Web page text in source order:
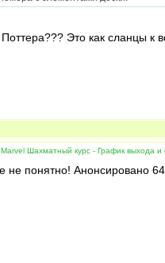
Это как сланцы к
Шахматный курс - График выхода и
не понятно! Анонсировано